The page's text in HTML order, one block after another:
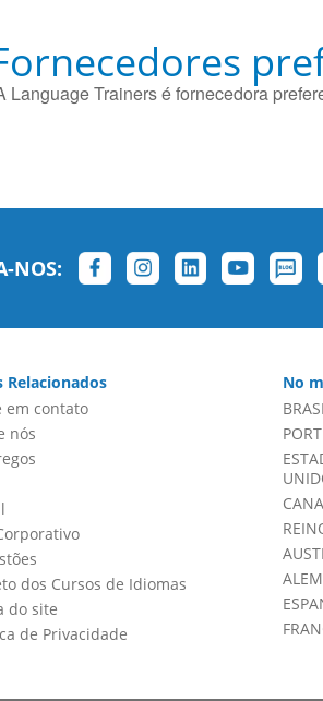
Language Trainers é fornecedora
NOS:
Relacionados
em contato
nós
dos Cursos de Idiomas
do site
de Privacidade
No